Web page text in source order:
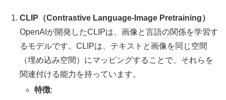
CLIP（Contrastive Language-Image Pretraining）
OpenAIが開発したCLIPは、画像と言語の関係を学習す
るモデルです。CLIPは、テキストと画像を同じ空間
（埋め込み空間）にマッピングすることで、それらを
関連付ける能力を持っています。
特徴: